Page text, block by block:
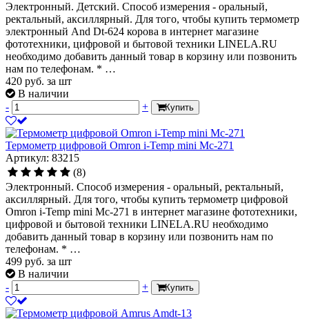
Электронный. Детский. Способ измерения - оральный,
ректальный, аксиллярный. Для того, чтобы купить термометр
электронный And Dt-624 корова в интернет магазине
фототехники, цифровой и бытовой техники LINELA.RU
необходимо добавить данный товар в корзину или позвонить
нам по телефонам. * …
420 руб. за шт
В наличии
-
+ Купить
Термометр цифровой Omron i-Temp mini Mc-271
Артикул: 83215
(8)
Электронный. Способ измерения - оральный, ректальный,
аксиллярный. Для того, чтобы купить термометр цифровой
Omron i-Temp mini Mc-271 в интернет магазине фототехники,
цифровой и бытовой техники LINELA.RU необходимо
добавить данный товар в корзину или позвонить нам по
телефонам. * …
499 руб. за шт
В наличии
-
+ Купить